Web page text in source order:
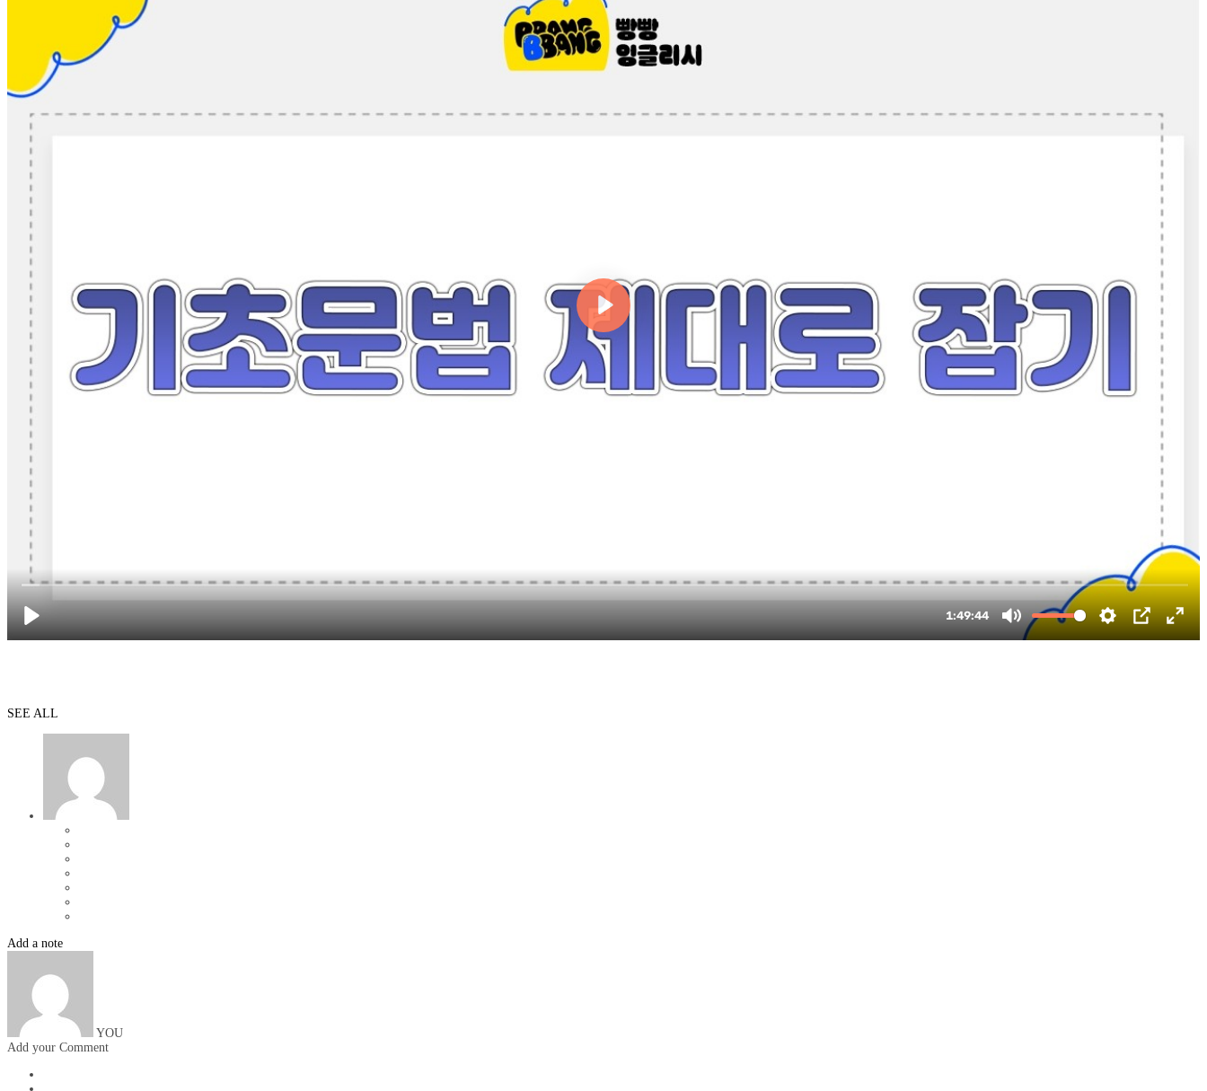
상황별영어VOD
녹화VOD강의신청
수강후기
SEE ALL
Add a note
YOU
Add your Comment